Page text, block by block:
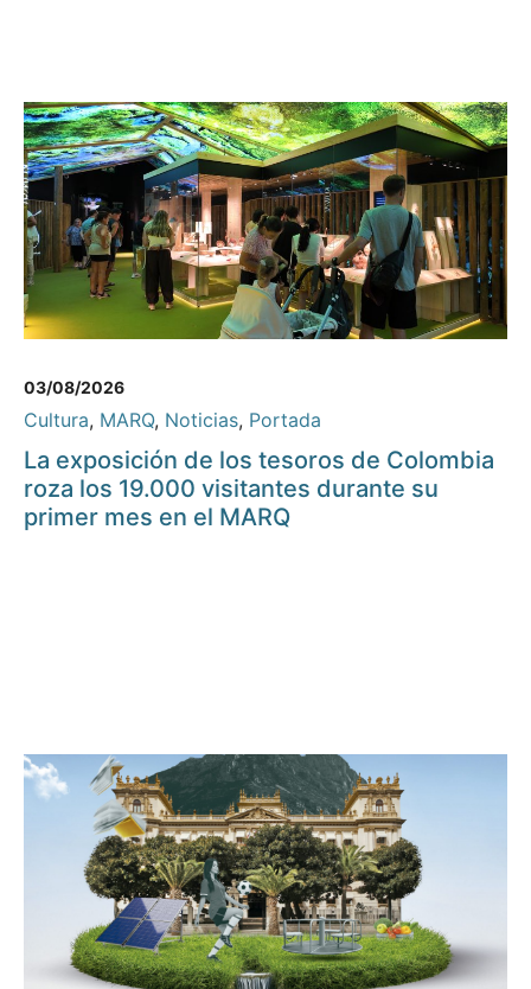
03/08/2026
Cultura, MARQ, Noticias, Portada
La exposición de los tesoros de Colombia
roza los 19.000 visitantes durante su
primer mes en el MARQ